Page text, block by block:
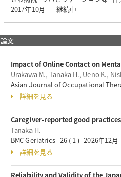
2017年10月
- 継続中
論文
Impact of Online Contact on
Urakawa M., Tanaka H., Ueno K.,
Asian Journal of Occupational
詳細を見る
Caregiver-reported good
Tanaka H.
BMC Geriatrics 26 ( 1 ) 2026年12月
詳細を見る